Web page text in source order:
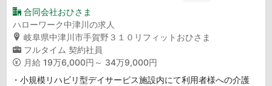
合同会社おひさま
ハローワーク中津川の求人
岐阜県中津川市手賀野３１０リフィットおひさま
フルタイム 契約社員
月給 19万6,000円～ 34万9,000円
・小規模リハビリ型デイサービス施設内にて利用者様への介護